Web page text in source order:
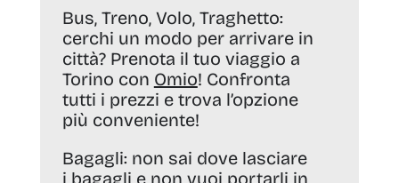
Bus, Treno, Volo, Traghetto:
cerchi un modo per arrivare in
città? Prenota il tuo viaggio a
Torino con Omio! Confronta
tutti i prezzi e trova l’opzione
più conveniente!
Bagagli: non sai dove lasciare
i bagagli e non vuoi portarli in